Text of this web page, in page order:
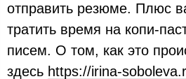
отправить резюме. Плюс
тратить время на копи-
писем. О том, как это
здесь https://irina-